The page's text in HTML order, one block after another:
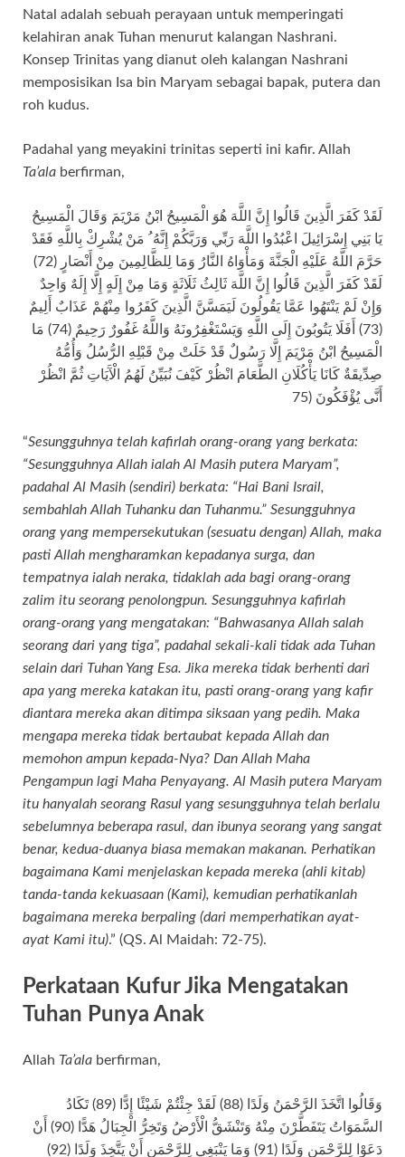
Natal adalah sebuah perayaan untuk memperingati
kelahiran anak Tuhan menurut kalangan Nashrani.
Konsep Trinitas yang dianut oleh kalangan Nashrani
memposisikan Isa bin Maryam sebagai bapak, putera dan
roh kudus.
Padahal yang meyakini trinitas seperti ini kafir. Allah
Ta’ala berfirman,
لَقَدْ كَفَرَ الَّذِينَ قَالُوا إِنَّ اللَّهَ هُوَ الْمَسِيحُ ابْنُ مَرْيَمَ وَقَالَ الْمَسِيحُ
يَا بَنِي إِسْرَائِيلَ اعْبُدُوا اللَّهَ رَبِّي وَرَبَّكُمْ إِنَّهُ ُ مَنْ يُشْرِكْ بِاللَّهِ فَقَدْ
حَرَّمَ اللَّهُ عَلَيْهِ الْجَنَّةَ وَمَأْوَاهُ النَّارُ وَمَا لِلظَّالِمِينَ مِنْ أَنْصَارٍ (72)
لَقَدْ كَفَرَ الَّذِينَ قَالُوا إِنَّ اللَّهَ ثَالِثُ ثَلَاثَةٍ وَمَا مِنْ إِلَهٍ إِلَّا إِلَهٌ وَاحِدٌ
وَإِنْ لَمْ يَنْتَهُوا عَمَّا يَقُولُونَ لَيَمَسَّنَّ الَّذِينَ كَفَرُوا مِنْهُمْ عَذَابٌ أَلِيمٌ
(73) أَفَلَا يَتُوبُونَ إِلَى اللَّهِ وَيَسْتَغْفِرُونَهُ وَاللَّهُ غَفُورٌ رَحِيمٌ (74) مَا
الْمَسِيحُ ابْنُ مَرْيَمَ إِلَّا رَسُولٌ قَدْ خَلَتْ مِنْ قَبْلِهِ الرُّسُلُ وَأُمُّهُ
صِدِّيقَةٌ كَانَا يَأْكُلَانِ الطَّعَامَ انْظُرْ كَيْفَ نُبَيِّنُ لَهُمُ الْآَيَاتِ ثُمَّ انْظُرْ
أَنَّى يُؤْفَكُونَ (75
“Sesungguhnya telah kafirlah orang-orang yang berkata:
“Sesungguhnya Allah ialah Al Masih putera Maryam”,
padahal Al Masih (sendiri) berkata: “Hai Bani Israil,
sembahlah Allah Tuhanku dan Tuhanmu.” Sesungguhnya
orang yang mempersekutukan (sesuatu dengan) Allah, maka
pasti Allah mengharamkan kepadanya surga, dan
tempatnya ialah neraka, tidaklah ada bagi orang-orang
zalim itu seorang penolongpun. Sesungguhnya kafirlah
orang-orang yang mengatakan: “Bahwasanya Allah salah
seorang dari yang tiga”, padahal sekali-kali tidak ada Tuhan
selain dari Tuhan Yang Esa. Jika mereka tidak berhenti dari
apa yang mereka katakan itu, pasti orang-orang yang kafir
diantara mereka akan ditimpa siksaan yang pedih. Maka
mengapa mereka tidak bertaubat kepada Allah dan
memohon ampun kepada-Nya? Dan Allah Maha
Pengampun lagi Maha Penyayang. Al Masih putera Maryam
itu hanyalah seorang Rasul yang sesungguhnya telah berlalu
sebelumnya beberapa rasul, dan ibunya seorang yang sangat
benar, kedua-duanya biasa memakan makanan. Perhatikan
bagaimana Kami menjelaskan kepada mereka (ahli kitab)
tanda-tanda kekuasaan (Kami), kemudian perhatikanlah
bagaimana mereka berpaling (dari memperhatikan ayat-
ayat Kami itu).” (QS. Al Maidah: 72-75).
Perkataan Kufur Jika Mengatakan
Tuhan Punya Anak
Allah Ta’ala berfirman,
وَقَالُوا اتَّخَذَ الرَّحْمَنُ وَلَدًا (88) لَقَدْ جِئْتُمْ شَيْئًا إِدًّا (89) تَكَادُ
السَّمَوَاتُ يَتَفَطَّرْنَ مِنْهُ وَتَنْشَقُّ الْأَرْضُ وَتَخِرُّ الْجِبَالُ هَدًّا (90) أَنْ
دَعَوْا لِلرَّحْمَنِ وَلَدًا (91) وَمَا يَنْبَغِي لِلرَّحْمَنِ أَنْ يَتَّخِذَ وَلَدًا (92)